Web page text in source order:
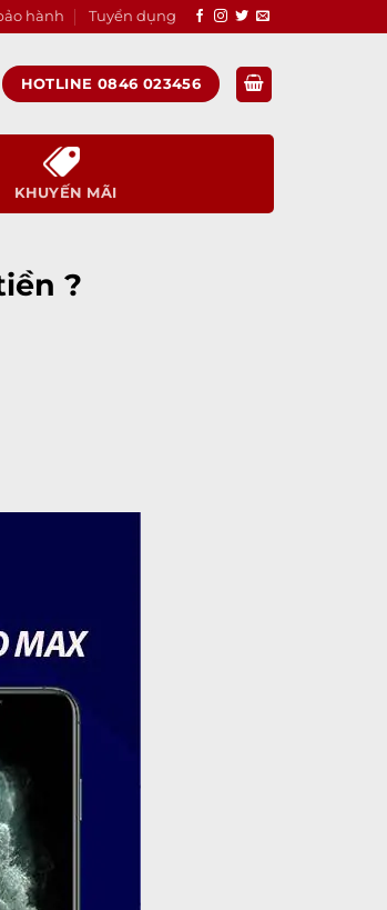
hành Tuyển dụng
HOTLINE 0846 023456
KHUYẾN MÃI
?